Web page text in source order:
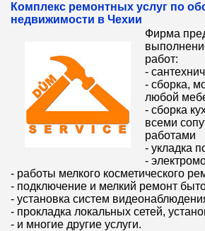
Комплекс ремонтных услуг по
недвижимости в Чехии
Фирма
работ:
-
- сборка,
любой
- сборка
всеми
работами
- укладка
-
- работы мелкого косметического
- подключение и мелкий ремонт
- установка систем
- прокладка локальных сетей,
- и многие другие услуги.